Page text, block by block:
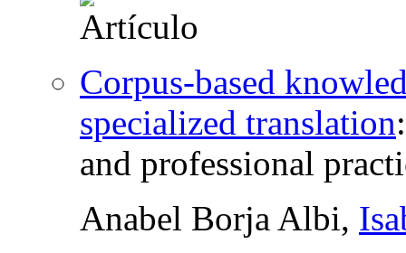
Corpus-based
specialized translation
and professional
Anabel Borja Albi,